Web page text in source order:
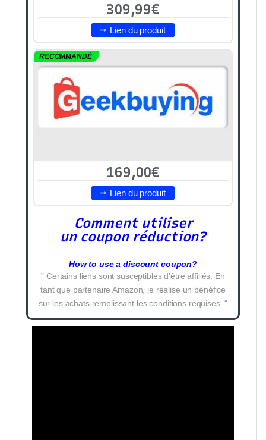
309,99€
Lien du produit
RECOMMANDÉ
169,00€
Lien du produit
Comment utiliser
un coupon réduction?
How to use a discount coupon?
” Certains liens sont susceptibles d’être affiliés. En
tant que partenaire Amazon, je réalise un bénéfice
sur les achats remplissant les conditions requises. “